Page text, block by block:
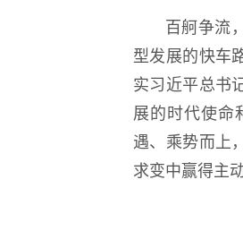
百舸争流
型发展的快车
实习近平总书
展的时代使命
遇、乘势而上
求变中赢得主